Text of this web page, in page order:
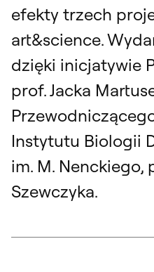
efekty trzech
art&science.
dzięki inicjatywie
prof. Jacka
Instytutu Biologii
im. M. Nenckiego,
Szewczyka.